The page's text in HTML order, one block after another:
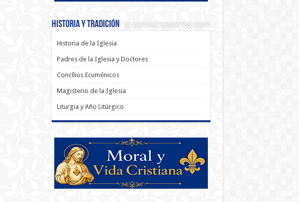
Historia y Tradición
Historia de la Iglesia
Padres de la Iglesia y Doctores
Concílios Ecuménicos
Magisterio de la Iglesia
Liturgia y Año Litúrgico